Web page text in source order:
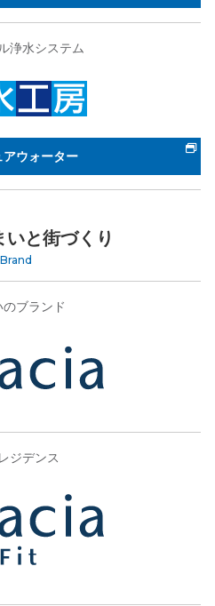
浄水システム
アウォーター
と街づくり
Brand
ブランド
ジデンス